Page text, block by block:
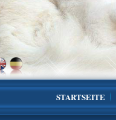
STARTSEITE